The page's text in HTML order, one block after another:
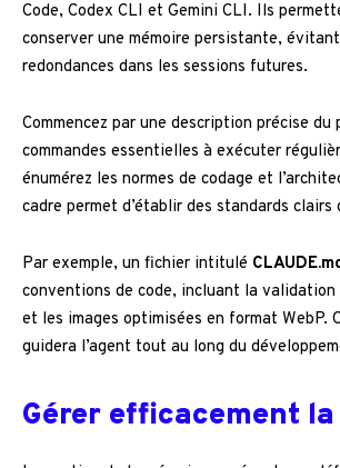
Code, Codex CLI et Gemini CLI. Ils
conserver une mémoire persistante,
redondances dans les sessions futures.
Commencez par une description précise
commandes essentielles à exécuter
énumérez les normes de codage et
cadre permet d’établir des standards clairs
Par exemple, un fichier intitulé
conventions de code, incluant la validation
et les images optimisées en format WebP.
guidera l’agent tout au long du
Gérer efficacement